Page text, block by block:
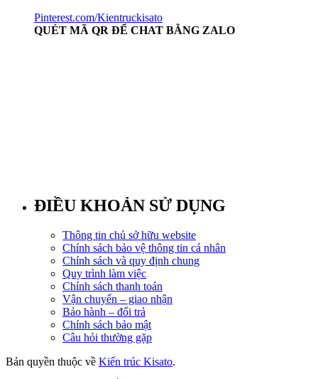
Pinterest.com/Kientruckisato
QUÉT MÃ QR ĐỂ CHAT BẰNG ZALO
ĐIỀU KHOẢN SỬ DỤNG
Thông tin chủ sở hữu website
Chính sách bảo vệ thông tin cá nhân
Chính sách và quy định chung
Quy trình làm việc
Chính sách thanh toán
Vận chuyển – giao nhận
Bảo hành – đổi trả
Chính sách bảo mật
Câu hỏi thường gặp
Bản quyền thuộc về Kiến trúc Kisato.